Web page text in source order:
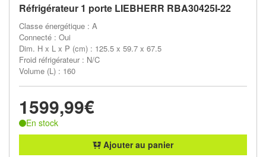
Réfrigérateur 1 porte LIEBHERR RBA30425I-22
Classe énergétique : A
Connecté : Oui
Dim. H x L x P (cm) : 125.5 x 59.7 x 67.5
Froid réfrigérateur : N/C
Volume (L) : 160
1599,99€
En stock
Ajouter au panier